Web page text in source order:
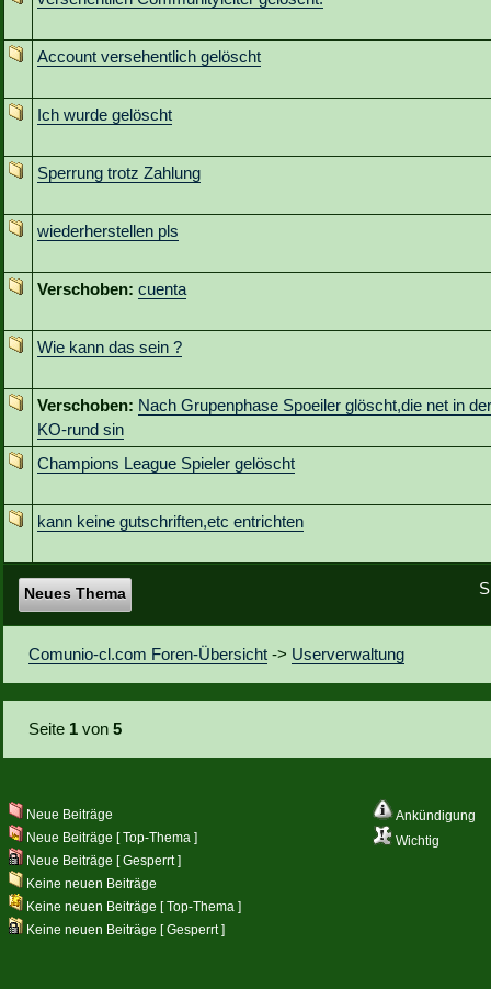
Account versehentlich gelöscht
Ich wurde gelöscht
Sperrung trotz Zahlung
wiederherstellen pls
Verschoben: cuenta
Wie kann das sein ?
Verschoben: Nach Grupenphase Spoeiler glöscht,die net in der
KO-rund sin
Champions League Spieler gelöscht
kann keine gutschriften,etc entrichten
Neues Thema
Comunio-cl.com Foren-Übersicht -> Userverwaltung
Seite 1 von5
Ankündigung
Wichtig
Neue Beiträge
Neue Beiträge [ Top-Thema ]
Neue Beiträge [ Gesperrt ]
Keine neuen Beiträge
Keine neuen Beiträge [ Top-Thema ]
Keine neuen Beiträge [ Gesperrt ]